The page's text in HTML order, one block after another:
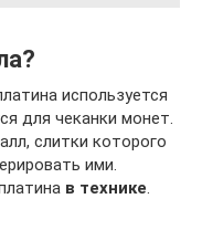
используется
для чеканки монет.
слитки которого
ими.
в технике.